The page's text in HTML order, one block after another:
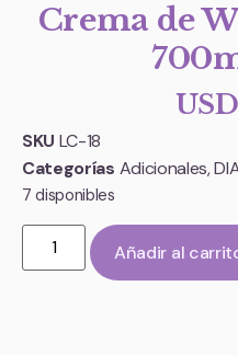
Crema de
USD
SKU LC-18
Categorías Adicionales,
7 disponibles
Añadir al